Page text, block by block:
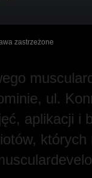
zastrzeżone
ul.
aplikacji i